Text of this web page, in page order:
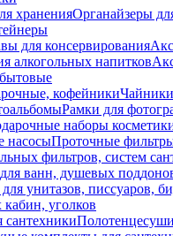
храненияОрганайзеры
для консервирования
алкогольных напитков
кофейники
Рамки для
наборы
насосыПроточные
фильтров, систем
ванн, душевых
унитазов, писсуаров,
уголков
сантехники